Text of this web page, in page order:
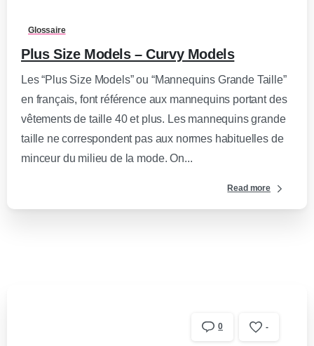
Glossaire
Plus Size Models – Curvy Models
Les “Plus Size Models” ou “Mannequins Grande Taille”
en français, font référence aux mannequins portant des
vêtements de taille 40 et plus. Les mannequins grande
taille ne correspondent pas aux normes habituelles de
minceur du milieu de la mode. On...
Read more
0 -